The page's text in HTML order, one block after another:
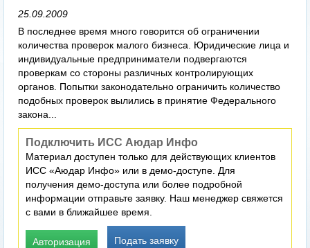
25.09.2009
В последнее время много говорится об ограничении
количества проверок малого бизнеса. Юридические лица и
индивидуальные предприниматели подвергаются
проверкам со стороны различных контролирующих
органов. Попытки законодательно ограничить количество
подобных проверок вылились в принятие Федерального
закона...
Подключить ИСС Аюдар Инфо
Материал доступен только для действующих клиентов
ИСС «Аюдар Инфо» или в демо-доступе. Для
получения демо-доступа или более подробной
информации отправьте заявку. Наш менеджер свяжется
с вами в ближайшее время.
Авторизация Подать заявку